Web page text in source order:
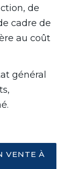
de
cadre de
au coût
général
VENTE À